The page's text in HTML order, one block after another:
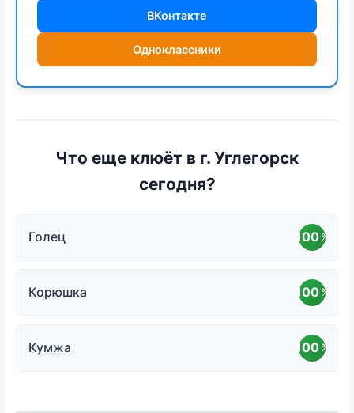
ВКонтакте
Одноклассники
Что еще клюёт в г. Углегорск
сегодня?
Голец 100 %
Корюшка 100 %
Кумжа 100 %